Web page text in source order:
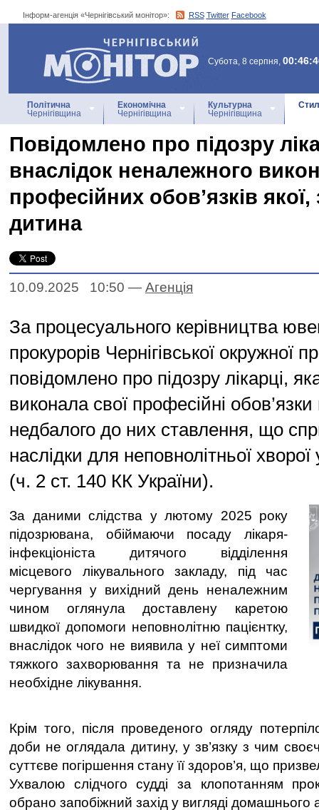
Інформ-агенція «Чернігівський монітор»: RSS Twitter Facebook
Інформ-агенція
«Чернігівський монітор»
Субота, 8 серпня,
Політична
Чернігівщина
Економічна
Чернігівщина
Культурна
Чернігівщина
Повідомлено про підозру
внаслідок неналежного
професійних обов’язків якої,
дитина
10.09.2025 10:50 — Агенцiя
За процесуального керівництва
прокурорів Чернігівської окружної
повідомлено про підозру лікарці,
виконала свої професійні обов’язки
недбалого до них ставлення, що
наслідки для неповнолітньої хворої
(ч. 2 ст. 140 КК України).
За даними слідства у лютому 2025 року
підозрювана, обіймаючи посаду лікаря-
інфекціоніста дитячого відділення
місцевого лікувального закладу, під час
чергування у вихідний день неналежним
чином оглянула доставлену каретою
швидкої допомоги неповнолітню пацієнтку,
внаслідок чого не виявила у неї симптоми
тяжкого захворювання та не призначила
необхідне лікування.
Крім того, після проведеного огляду
доби не оглядала дитину, у зв’язку з чим
суттєве погіршення стану її здоров’я, що
Ухвалою слідчого судді за клопотанням
обрано запобіжний захід у вигляді домашнього